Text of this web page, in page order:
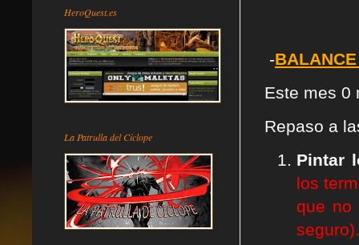
-
Este mes 0
Repaso a
Pintar
los
que no
seguro).
HeroQuest.es
La Patrulla del Cíclope